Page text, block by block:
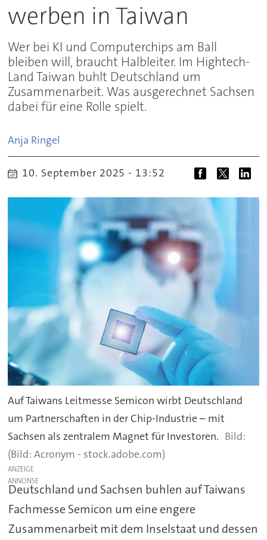
werben in Taiwan
Wer bei KI und Computerchips am Ball
bleiben will, braucht Halbleiter. Im Hightech-
Land Taiwan buhlt Deutschland um
Zusammenarbeit. Was ausgerechnet Sachsen
dabei für eine Rolle spielt.
Anja Ringel
10. September 2025 - 13:52
Auf Taiwans Leitmesse Semicon wirbt Deutschland
um Partnerschaften in der Chip-Industrie – mit
Sachsen als zentralem Magnet für Investoren.
(Bild: Acronym - stock.adobe.com)
ANZEIGE
Deutschland und Sachsen buhlen auf Taiwans
Fachmesse Semicon um eine engere
Zusammenarbeit mit dem Inselstaat und dessen